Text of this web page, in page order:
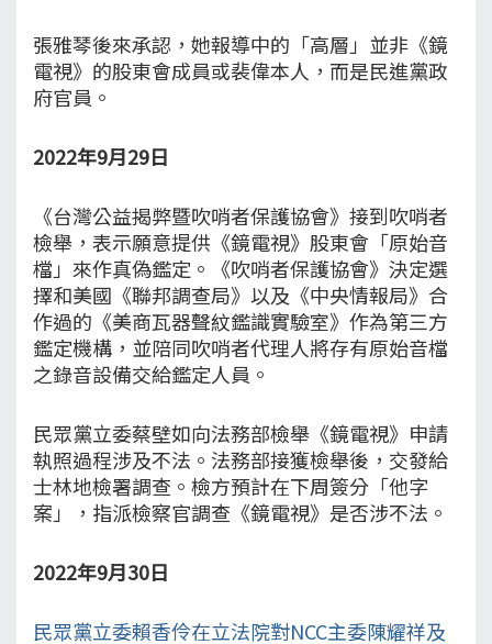
張雅琴後來承認，她報導中的「高層」並非《鏡
電視》的股東會成員或裴偉本人，而是民進黨政
府官員。
2022年9月29日
《台灣公益揭弊暨吹哨者保護協會》接到吹哨者
檢舉，表示願意提供《鏡電視》股東會「原始音
檔」來作真偽鑑定。《吹哨者保護協會》決定選
擇和美國《聯邦調查局》以及《中央情報局》合
作過的《美商瓦器聲紋鑑識實驗室》作為第三方
鑑定機構，並陪同吹哨者代理人將存有原始音檔
之錄音設備交給鑑定人員。
民眾黨立委蔡壁如向法務部檢舉《鏡電視》申請
執照過程涉及不法。法務部接獲檢舉後，交發給
士林地檢署調查。檢方預計在下周簽分「他字
案」，指派檢察官調查《鏡電視》是否涉不法。
2022年9月30日
民眾黨立委賴香伶在立法院對NCC主委陳耀祥及